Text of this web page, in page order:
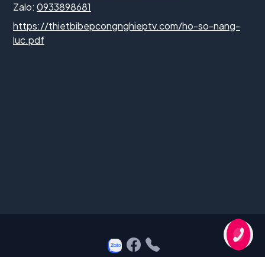
Zalo: 0933898681
https://thietbibepcongnghieptv.com/ho-so-nang-
luc.pdf